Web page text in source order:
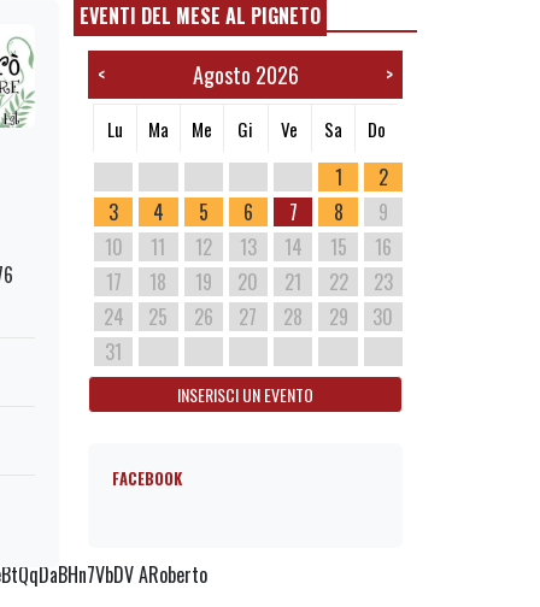
ARoberto
EVENTI DEL MESE AL PIGNETO
< Agosto 2026 >
Lu Ma Me Gi Ve Sa Do
1
2
3
4 5 6 7 8
9
10
11 12 13 14 15
16
17
18 19 20 21 22
23
24
25 26 27 28 29
30
31
INSERISCI UN EVENTO
FACEBOOK